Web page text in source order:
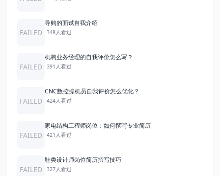
FAILED
导购的面试自我介绍
348人看过
FAILED
机构业务经理的自我评价怎么写？
391人看过
FAILED
CNC数控操机员自我评价怎么优化？
424人看过
FAILED
家电结构工程师岗位：如何撰写专业简历
421人看过
FAILED
鞋类设计师岗位简历撰写技巧
327人看过